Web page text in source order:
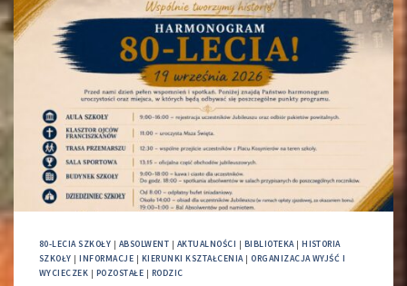
80-LECIA SZKOŁY | ABSOLWENT | AKTUALNOŚCI | BIBLIOTEKA|HISTORIA
SZKOŁY |INFORMACJE | KIERUNKI KSZTAŁCENIA|ORGANIZACJA WYJŚĆ I
WYCIECZEK | POZOSTAŁE | RODZIC